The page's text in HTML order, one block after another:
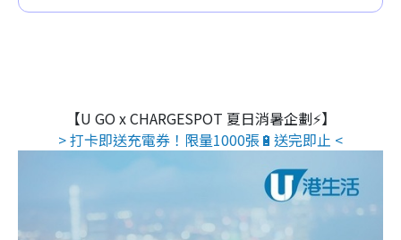
【U GO x CHARGESPOT 夏日消暑企劃⚡】
> 打卡即送充電券！限量1000張🔋送完即止 <